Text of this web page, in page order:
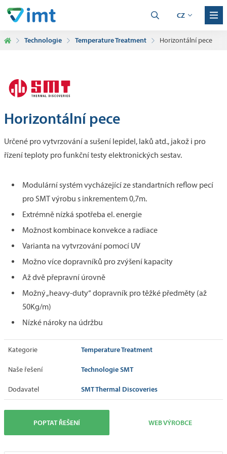
CZ
Technologie Temperature Treatment Horizontální pece
Horizontální pece
Určené pro vytvrzování a sušení lepidel, laků atd., jakož i pro
řízení teploty pro funkční testy elektronických sestav.
Modulární systém vycházející ze standartních reflow pecí
pro SMT výrobu s inkrementem 0,7m.
Extrémně nízká spotřeba el. energie
Možnost kombinace konvekce a radiace
Varianta na vytvrzování pomocí UV
Možno více dopravníků pro zvýšení kapacity
Až dvě přepravní úrovně
Možný „heavy-duty“ dopravník pro těžké předměty (až
50Kg/m)
Nízké nároky na údržbu
Kategorie Temperature Treatment
Naše řešení Technologie SMT
Dodavatel SMT Thermal Discoveries
POPTAT ŘEŠENÍ WEB VÝROBCE